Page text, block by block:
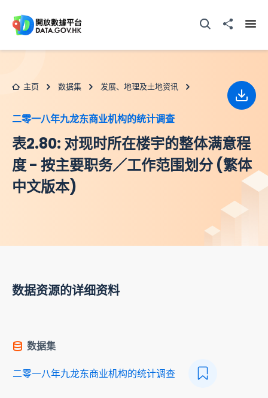
打开搜寻器分享至
主页 数据集 发展、地理及土地资讯
二零一八年九龙东商业机构的统计调查
表2.80: 对现时所在楼宇的整体满意程
度 - 按主要职务／工作范围划分 (繁体
中文版本)
下载
数据资源的详细资料
数据集
二零一八年九龙东商业机构的统计调查